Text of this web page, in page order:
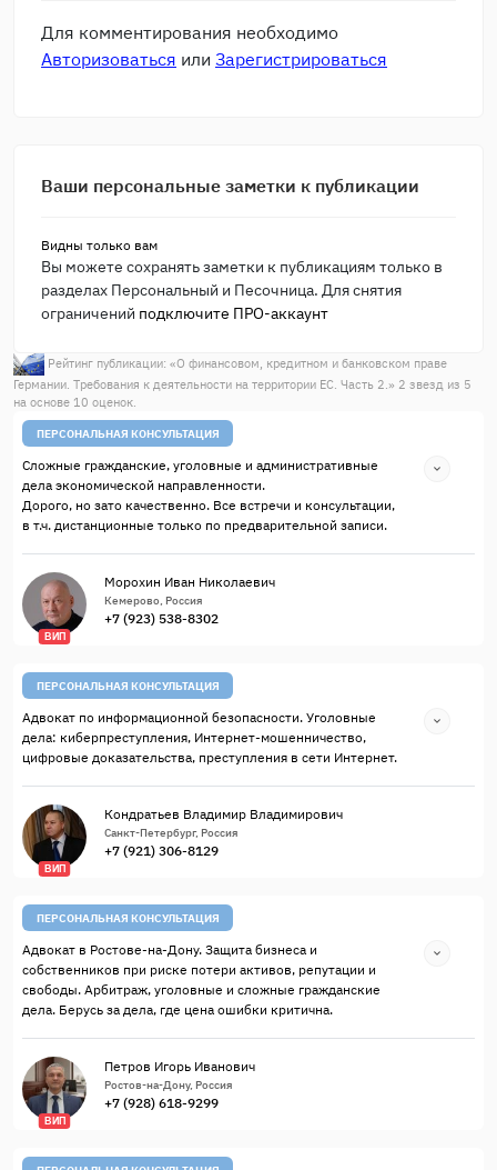
Для комментирования необходимо
Авторизоваться или Зарегистрироваться
Ваши персональные заметки к публикации
Видны только вам
Вы можете сохранять заметки к публикациям только в
разделах Персональный и Песочница. Для снятия
ограничений подключите ПРО-аккаунт
Рейтинг публикации: «О финансовом, кредитном и банковском праве
Германии. Требования к деятельности на территории ЕС. Часть 2.» 2 звезд из 5
на основе 10 оценок.
ПЕРСОНАЛЬНАЯ КОНСУЛЬТАЦИЯ
Сложные гражданские, уголовные и административные
дела экономической направленности.
Дорого, но зато качественно. Все встречи и консультации,
в т.ч. дистанционные только по предварительной записи.
ВИП
Морохин Иван Николаевич
Кемерово, Россия
+7 (923) 538-8302
ПЕРСОНАЛЬНАЯ КОНСУЛЬТАЦИЯ
Адвокат по информационной безопасности. Уголовные
дела: киберпреступления, Интернет-мошенничество,
цифровые доказательства, преступления в сети Интернет.
ВИП
Кондратьев Владимир Владимирович
Санкт-Петербург, Россия
+7 (921) 306-8129
ПЕРСОНАЛЬНАЯ КОНСУЛЬТАЦИЯ
Адвокат в Ростове-на-Дону. Защита бизнеса и
собственников при риске потери активов, репутации и
свободы. Арбитраж, уголовные и сложные гражданские
дела. Берусь за дела, где цена ошибки критична.
ВИП
Петров Игорь Иванович
Ростов-на-Дону, Россия
+7 (928) 618-9299